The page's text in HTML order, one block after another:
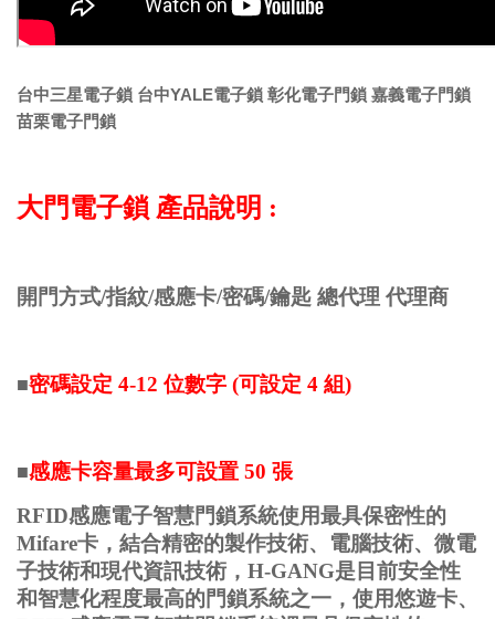
台中三星電子鎖 台中YALE電子鎖 彰化電子門鎖 嘉義電子門鎖
苗栗電子門鎖
大門電子鎖 產品說明 :
開門方式/指紋/感應卡/密碼/鑰匙 總代理 代理商
■密碼設定 4-12 位數字 (可設定 4 組)
■感應卡容量最多可設置 50 張
RFID感應電子智慧門鎖系統使用最具保密性的
Mifare卡，結合精密的製作技術、電腦技術、微電
子技術和現代資訊技術，H-GANG是目前安全性
和智慧化程度最高的門鎖系統之一，使用悠遊卡、